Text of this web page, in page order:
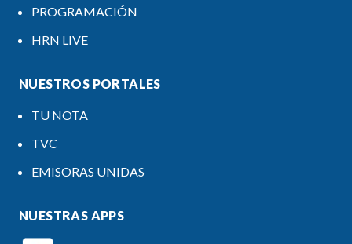
PROGRAMACIÓN
HRN LIVE
NUESTROS PORTALES
TU NOTA
TVC
EMISORAS UNIDAS
NUESTRAS APPS